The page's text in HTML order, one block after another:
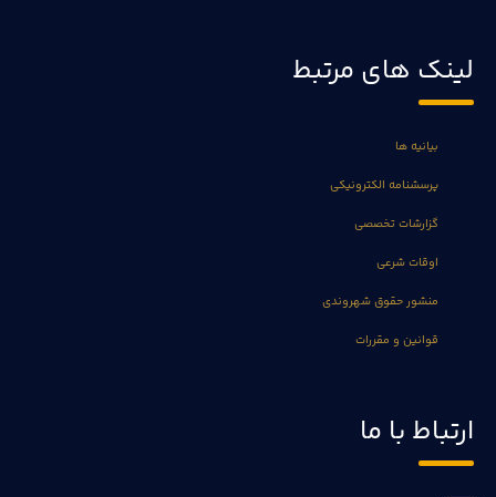
لینک های مرتبط
بیانیه ها
پرسشنامه الکترونیکی
گزارشات تخصصی
اوقات شرعی
منشور حقوق شهروندی
قوانین و مقررات
ارتباط با ما